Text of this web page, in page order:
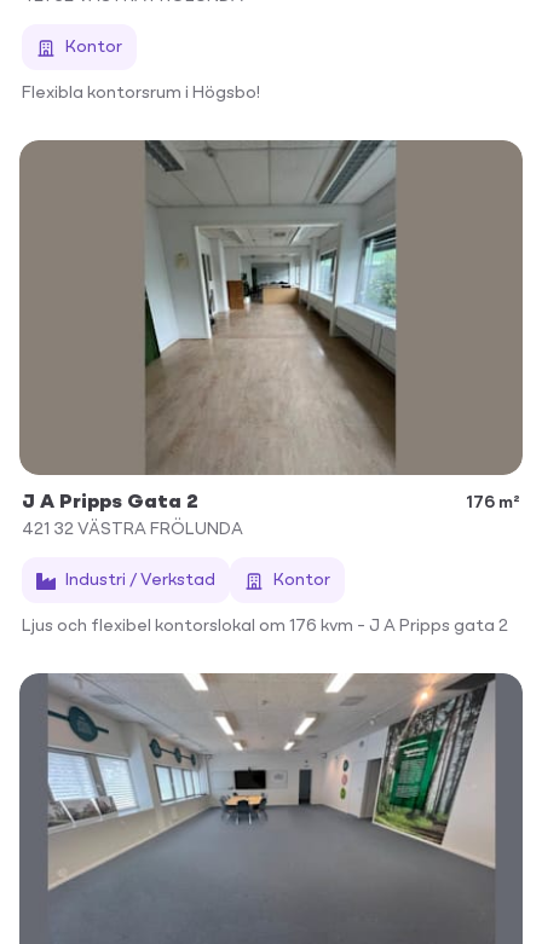
Kontor
Flexibla kontorsrum i Högsbo!
J A Pripps Gata 2
176 m²
421 32 VÄSTRA FRÖLUNDA
Industri / Verkstad Kontor
Ljus och flexibel kontorslokal om 176 kvm – J A Pripps gata 2